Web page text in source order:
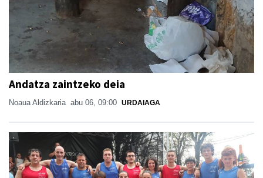
Andatza zaintzeko deia
Noaua Aldizkaria abu 06, 09:00 URDAIAGA